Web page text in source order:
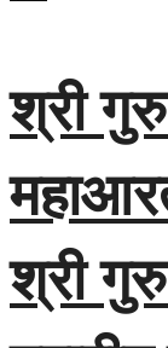
श्री
श्री